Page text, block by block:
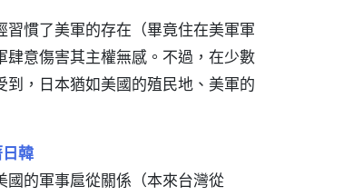
慣了美軍的存在（畢竟住在美軍軍
意傷害其主權無感。不過，在少數
，日本猶如美國的殖民地、美軍的
韓
的軍事扈從關係（本來台灣從